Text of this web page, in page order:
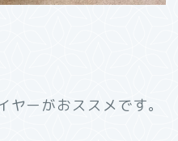
ーがおススメです。